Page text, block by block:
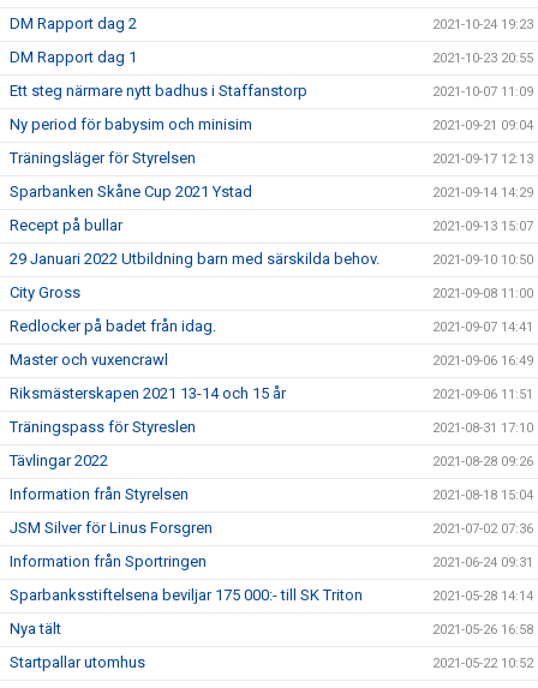
DM Rapport dag 2 2021-10-24 19:23
DM Rapport dag 1 2021-10-23 20:55
Ett steg närmare nytt badhus i Staffanstorp 2021-10-07 11:09
Ny period för babysim och minisim 2021-09-21 09:04
Träningsläger för Styrelsen 2021-09-17 12:13
Sparbanken Skåne Cup 2021 Ystad 2021-09-14 14:29
Recept på bullar 2021-09-13 15:07
29 Januari 2022 Utbildning barn med särskilda behov. 2021-09-10 10:50
City Gross 2021-09-08 11:00
Redlocker på badet från idag. 2021-09-07 14:41
Master och vuxencrawl 2021-09-06 16:49
Riksmästerskapen 2021 13-14 och 15 år 2021-09-06 11:51
Träningspass för Styreslen 2021-08-31 17:10
Tävlingar 2022 2021-08-28 09:26
Information från Styrelsen 2021-08-18 15:04
JSM Silver för Linus Forsgren 2021-07-02 07:36
Information från Sportringen 2021-06-24 09:31
Sparbanksstiftelsena beviljar 175 000:- till SK Triton 2021-05-28 14:14
Nya tält 2021-05-26 16:58
Startpallar utomhus 2021-05-22 10:52